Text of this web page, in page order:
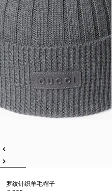
罗纹针织羊毛帽子